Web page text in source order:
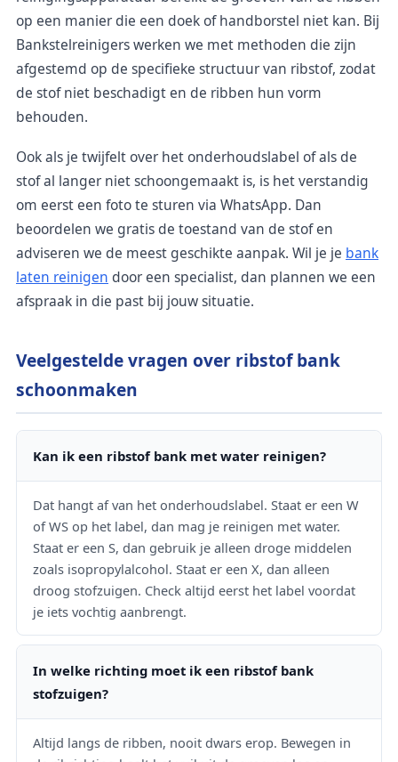
op een manier die een doek of handborstel niet kan. Bij
Bankstelreinigers werken we met methoden die zijn
afgestemd op de specifieke structuur van ribstof, zodat
de stof niet beschadigt en de ribben hun vorm
behouden.
Ook als je twijfelt over het onderhoudslabel of als de
stof al langer niet schoongemaakt is, is het verstandig
om eerst een foto te sturen via WhatsApp. Dan
beoordelen we gratis de toestand van de stof en
adviseren we de meest geschikte aanpak. Wil je je bank
laten reinigen door een specialist, dan plannen we een
afspraak in die past bij jouw situatie.
Veelgestelde vragen over ribstof bank
schoonmaken
Kan ik een ribstof bank met water reinigen?
Dat hangt af van het onderhoudslabel. Staat er een W
of WS op het label, dan mag je reinigen met water.
Staat er een S, dan gebruik je alleen droge middelen
zoals isopropylalcohol. Staat er een X, dan alleen
droog stofzuigen. Check altijd eerst het label voordat
je iets vochtig aanbrengt.
In welke richting moet ik een ribstof bank
stofzuigen?
Altijd langs de ribben, nooit dwars erop. Bewegen in